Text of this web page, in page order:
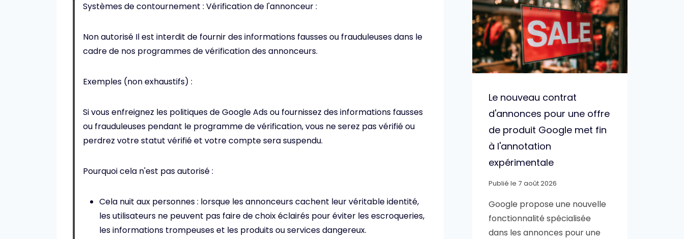
Systèmes de contournement : Vérification de l'annonceur :
Non autorisé Il est interdit de fournir des informations fausses ou frauduleuses dans le
cadre de nos programmes de vérification des annonceurs.
Exemples (non exhaustifs) :
Si vous enfreignez les politiques de Google Ads ou fournissez des informations fausses
ou frauduleuses pendant le programme de vérification, vous ne serez pas vérifié ou
perdrez votre statut vérifié et votre compte sera suspendu.
Pourquoi cela n'est pas autorisé :
Cela nuit aux personnes : lorsque les annonceurs cachent leur véritable identité,
les utilisateurs ne peuvent pas faire de choix éclairés pour éviter les escroqueries,
les informations trompeuses et les produits ou services dangereux.
Le nouveau contrat
d'annonces pour une offre
de produit Google met fin
à l'annotation
expérimentale
Publié le 7 août 2026
Google propose une nouvelle
fonctionnalité spécialisée
dans les annonces pour une